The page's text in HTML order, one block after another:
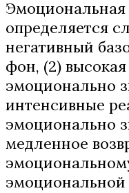
Эмоциональная
определяется
негативный
фон, (2) высокая
эмоционально
интенсивные
эмоционально
медленное